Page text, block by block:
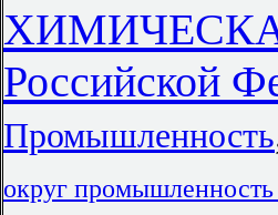
Российской
Промышленность
округ